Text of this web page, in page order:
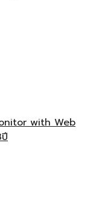
with Web